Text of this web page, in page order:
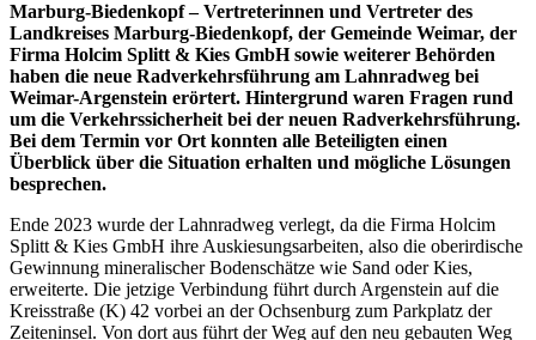
Marburg-Biedenkopf – Vertreterinnen und Vertreter des
Landkreises Marburg-Biedenkopf, der Gemeinde Weimar, der
Firma Holcim Splitt & Kies GmbH sowie weiterer Behörden
haben die neue Radverkehrsführung am Lahnradweg bei
Weimar-Argenstein erörtert. Hintergrund waren Fragen rund
um die Verkehrssicherheit bei der neuen Radverkehrsführung.
Bei dem Termin vor Ort konnten alle Beteiligten einen
Überblick über die Situation erhalten und mögliche Lösungen
besprechen.
Ende 2023 wurde der Lahnradweg verlegt, da die Firma Holcim
Splitt & Kies GmbH ihre Auskiesungsarbeiten, also die oberirdische
Gewinnung mineralischer Bodenschätze wie Sand oder Kies,
erweiterte. Die jetzige Verbindung führt durch Argenstein auf die
Kreisstraße (K) 42 vorbei an der Ochsenburg zum Parkplatz der
Zeiteninsel. Von dort aus führt der Weg auf den neu gebauten Weg